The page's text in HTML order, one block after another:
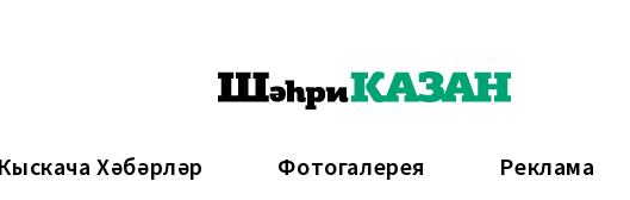
Кыскача Хәбәрләр Фотогалерея Реклама